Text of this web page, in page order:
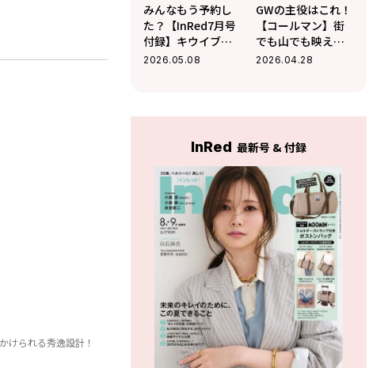
けられる秀逸設計！
みんなもう予約し
た？【InRed7月号
付録】キウイブラ
ザーズ“レッド”の
2026.05.08
GWの主役はこれ！
【コールマン】街
でも山でも映える
名品リュック＆厳
2026.04.28
InRed 最新号 & 付録